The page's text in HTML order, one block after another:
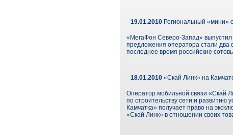
19.01.2010 Региональный «мини»
«МегаФон Северо-Запад»
предложения оператора стали два
последнее время российские
18.01.2010 «Скай Линк» на
Оператор мобильной связи «Скай
по строительству сети и
Камчатка» получает право на
«Скай Линк» в отношении своих